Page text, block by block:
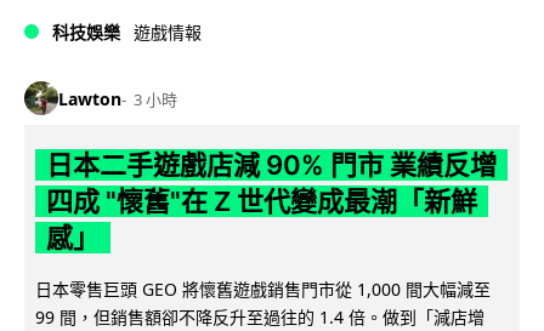
科技娛樂 遊戲情報
Lawton 3 小時
日本二手遊戲店減 90% 門市 業績反增
四成 "懷舊"在 Z 世代變成最潮「新鮮
感」
日本零售巨頭 GEO 將懷舊遊戲銷售門市從 1,000 間大幅減至
99 間，但銷售額卻不降反升至過往的 1.4 倍。做到「減店增